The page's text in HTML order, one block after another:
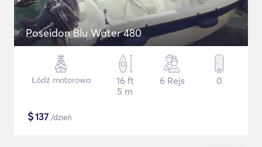
Poseidon Blu Water 480
Łódź motorowa
16 ft
5 m
6 Rejs 0
$137 /dzień